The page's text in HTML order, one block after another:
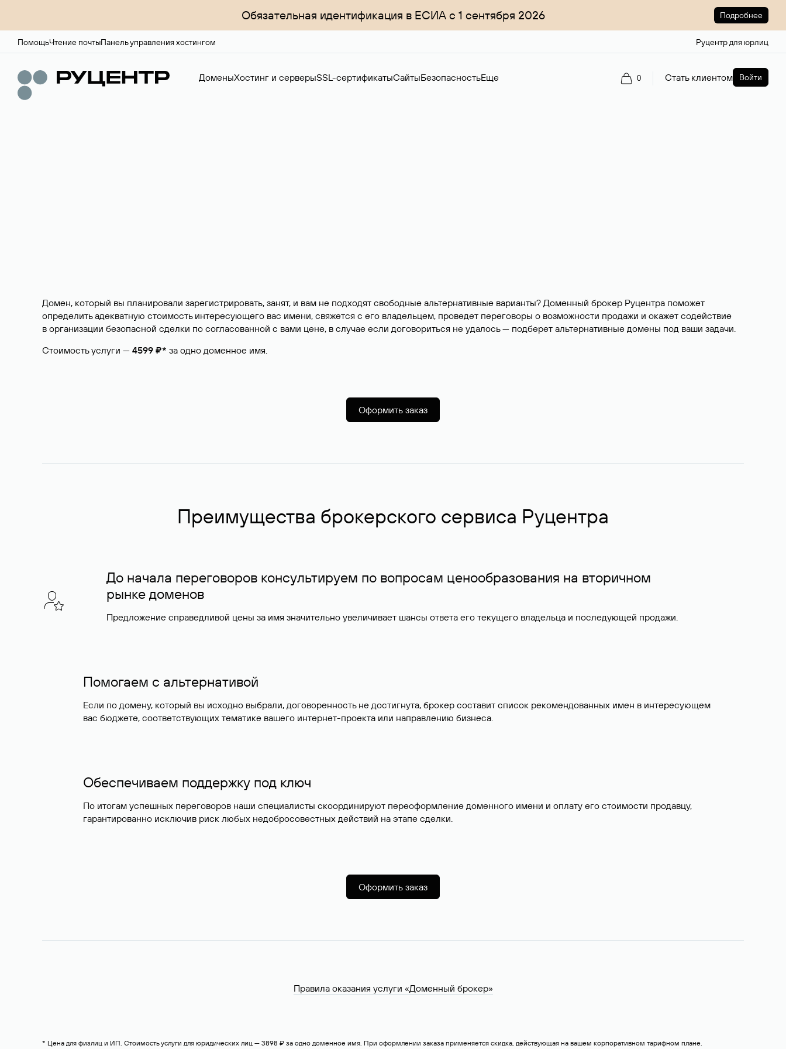
Обязательная идентификация в ЕСИА с 1 сентября 2026 Подробнее
ПомощьЧтение почтыПанель управления хостингом Руцентр для юрлиц
ДоменыХостинг и серверыSSL-сертификатыСайтыБезопасностьЕще 0 Стать клиентом Войти
Домен, который вы планировали зарегистрировать, занят, и вам не подходят свободные альтернативные варианты? Доменный брокер Руцентра поможет
определить адекватную стоимость интересующего вас имени, свяжется с его владельцем, проведет переговоры о возможности продажи и окажет содействие
в организации безопасной сделки по согласованной с вами цене, в случае если договориться не удалось — подберет альтернативные домены под ваши задачи.
Стоимость услуги — 4599 ₽* за одно доменное имя.
Оформить заказ
Преимущества брокерского сервиса Руцентра
До начала переговоров консультируем по вопросам ценообразования на вторичном
рынке доменов
Предложение справедливой цены за имя значительно увеличивает шансы ответа его текущего владельца и последующей продажи.
Помогаем с альтернативой
Если по домену, который вы исходно выбрали, договоренность не достигнута, брокер составит список рекомендованных имен в интересующем
вас бюджете, соответствующих тематике вашего интернет-проекта или направлению бизнеса.
Обеспечиваем поддержку под ключ
По итогам успешных переговоров наши специалисты скоординируют переоформление доменного имени и оплату его стоимости продавцу,
гарантированно исключив риск любых недобросовестных действий на этапе сделки.
Оформить заказ
Правила оказания услуги «Доменный брокер»
* Цена для физлиц и ИП. Стоимость услуги для юридических лиц — 3898 ₽ за одно доменное имя. При оформлении заказа применяется скидка, действующая на вашем корпоративном тарифном плане.